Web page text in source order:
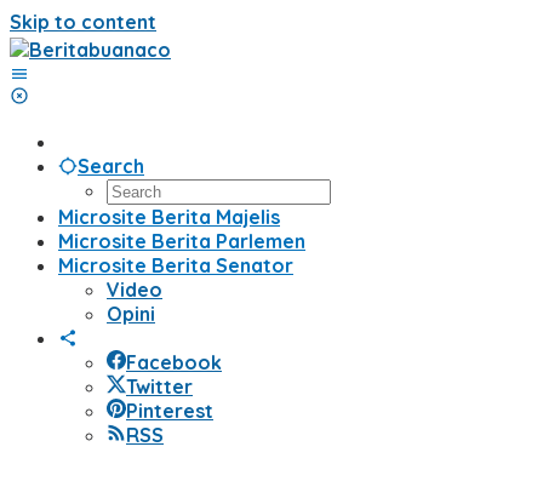
Skip to content
Search
Microsite Berita Majelis
Microsite Berita Parlemen
Microsite Berita Senator
Video
Opini
Facebook
Twitter
Pinterest
RSS